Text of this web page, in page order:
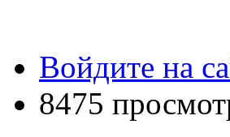
Войдите на
8475